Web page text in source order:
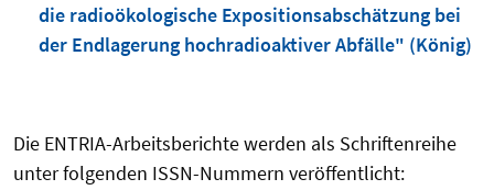
die radioökologische Expositionsabschätzung bei
der Endlagerung hochradioaktiver Abfälle" (König)
Die ENTRIA-Arbeitsberichte werden als Schriftenreihe
unter folgenden ISSN-Nummern veröffentlicht: